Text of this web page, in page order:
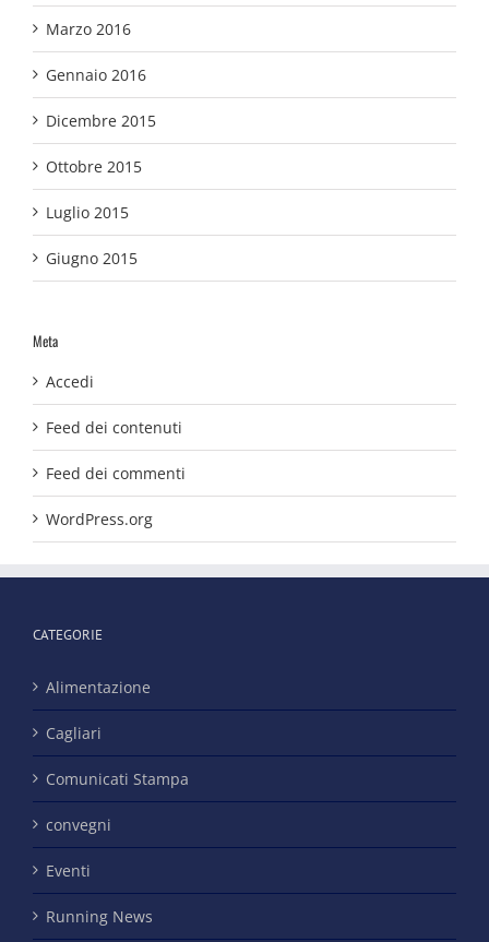
Marzo 2016
Gennaio 2016
Dicembre 2015
Ottobre 2015
Luglio 2015
Giugno 2015
Meta
Accedi
Feed dei contenuti
Feed dei commenti
WordPress.org
CATEGORIE
Alimentazione
Cagliari
Comunicati Stampa
convegni
Eventi
Running News